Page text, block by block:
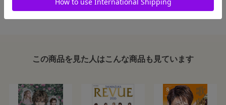
この商品を見た人はこんな商品も見ています